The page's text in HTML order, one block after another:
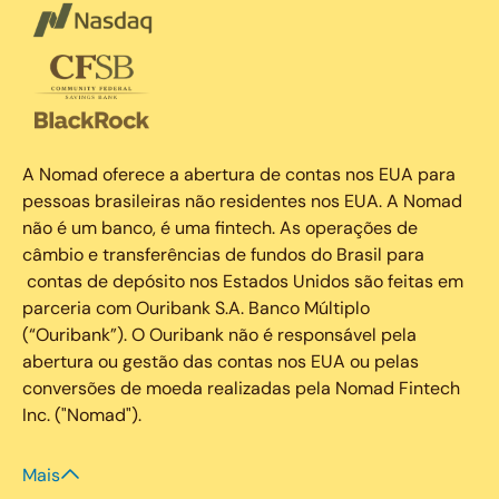
A Nomad oferece a abertura de contas nos EUA para
pessoas brasileiras não residentes nos EUA. A Nomad
não é um banco, é uma fintech. As operações de
câmbio e transferências de fundos do Brasil para
contas de depósito nos Estados Unidos são feitas em
parceria com Ouribank S.A. Banco Múltiplo
(“Ouribank”). O Ouribank não é responsável pela
abertura ou gestão das contas nos EUA ou pelas
conversões de moeda realizadas pela Nomad Fintech
Inc. ("Nomad").
Mais